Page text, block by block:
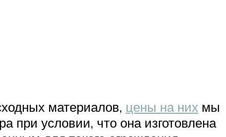
материалов, цены на них мы
при условии, что она изготовлена